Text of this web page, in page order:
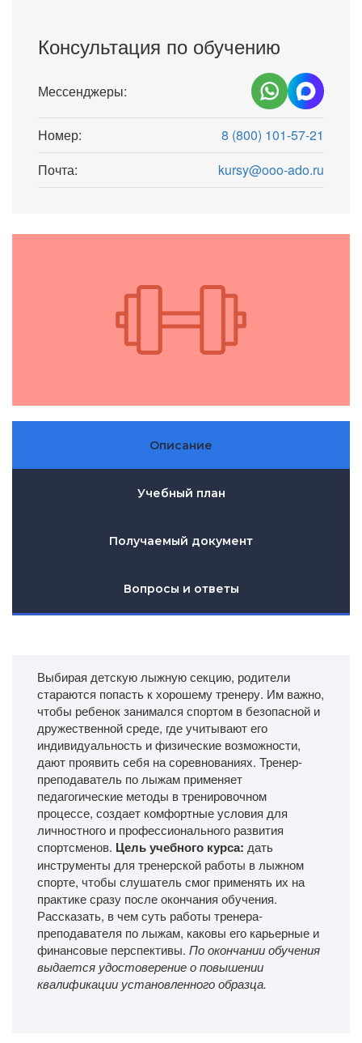
Консультация по обучению
Мессенджеры:
Номер:
8 (800) 101-57-21
Почта:
kursy@ooo-ado.ru
Описание
Учебный план
Получаемый документ
Вопросы и ответы
Выбирая детскую лыжную секцию, родители
стараются попасть к хорошему тренеру. Им важно,
чтобы ребенок занимался спортом в безопасной и
дружественной среде, где учитывают его
индивидуальность и физические возможности,
дают проявить себя на соревнованиях. Тренер-
преподаватель по лыжам применяет
педагогические методы в тренировочном
процессе, создает комфортные условия для
личностного и профессионального развития
спортсменов. Цель учебного курса: дать
инструменты для тренерской работы в лыжном
спорте, чтобы слушатель смог применять их на
практике сразу после окончания обучения.
Рассказать, в чем суть работы тренера-
преподавателя по лыжам, каковы его карьерные и
финансовые перспективы. По окончании обучения
выдается удостоверение о повышении
квалификации установленного образца.